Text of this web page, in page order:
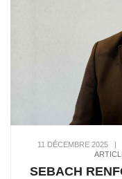
11 DÉCEMBRE 2025 |
SEBACH